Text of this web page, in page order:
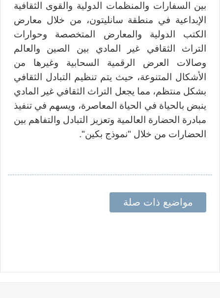
بين السفارات والمنظمات الدولية والقوى الثقافية
الإبداعية في منطقة سانليتون، من خلال معارض
الكتب الدولية والمعارض المتخصصة وحوارات
التراث الثقافي غير المادي بين الصين والعالم
وصالات العرض الرقمية السحابية وغيرها من
الأشكال المتنوعة، حيث يتم تنظيم التبادل الثقافي
بشكل منتظم، مما يجعل التراث الثقافي غير المادي
ينبض بالحياة في الحياة المعاصرة، ويسهم في تنفيذ
مبادرة الحضارة العالمية وتعزيز التبادل والتفاهم بين
الحضارات من خلال "نموذج بكين".
مواضيع ذات صلة